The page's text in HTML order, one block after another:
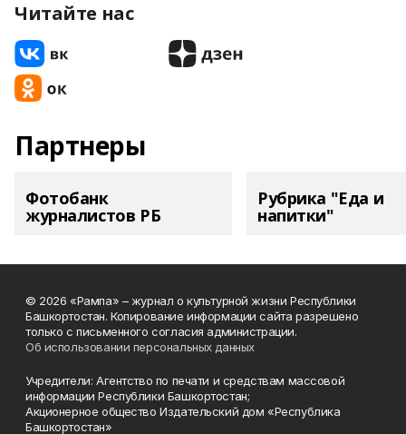
Читайте нас
Партнеры
Фотобанк
журналистов РБ
Рубрика "Еда и
напитки"
© 2026 «Рампа» – журнал о культурной жизни Республики
Башкортостан. Копирование информации сайта разрешено
только с письменного согласия администрации.
Об использовании персональных данных
Учредители: Агентство по печати и средствам массовой
информации Республики Башкортостан;
Акционерное общество Издательский дом «Республика
Башкортостан»